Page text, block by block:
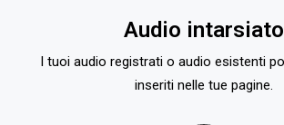
Audio intarsiato
I tuoi audio registrati o audio esistenti
inseriti nelle tue pagine.